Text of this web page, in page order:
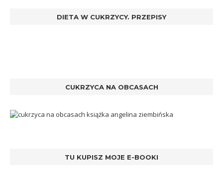
DIETA W CUKRZYCY. PRZEPISY
CUKRZYCA NA OBCASACH
TU KUPISZ MOJE E-BOOKI